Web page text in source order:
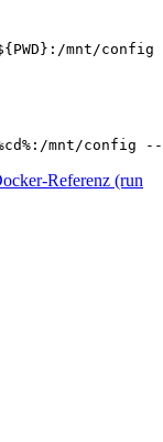
:/mnt/config
mnt/config --
Referenz (run